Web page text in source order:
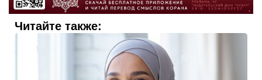
Читайте также: